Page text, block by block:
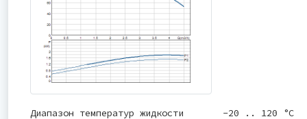
Диапазон температур жидкости
-20 .. 120 °C